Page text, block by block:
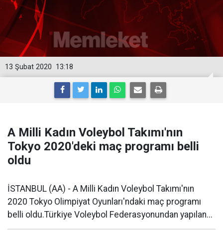
13:18
13 Şubat 2020
A Milli Kadın Voleybol Takımı'nın
Tokyo 2020'deki maç programı belli
oldu
İSTANBUL (AA) - A Milli Kadın Voleybol Takımı'nın
2020 Tokyo Olimpiyat Oyunları'ndaki maç programı
belli oldu.Türkiye Voleybol Federasyonundan yapılan...